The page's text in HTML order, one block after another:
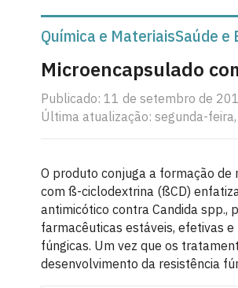
Química e MateriaisSaúde e
Microencapsulado
Publicado: 11 de setembro de
Última atualização: segunda-
O produto conjuga a formação
com ß-ciclodextrina (ßCD)
antimicótico contra Candida spp.,
farmacêuticas estáveis, efetivas
fúngicas. Um vez que os
desenvolvimento da resistência